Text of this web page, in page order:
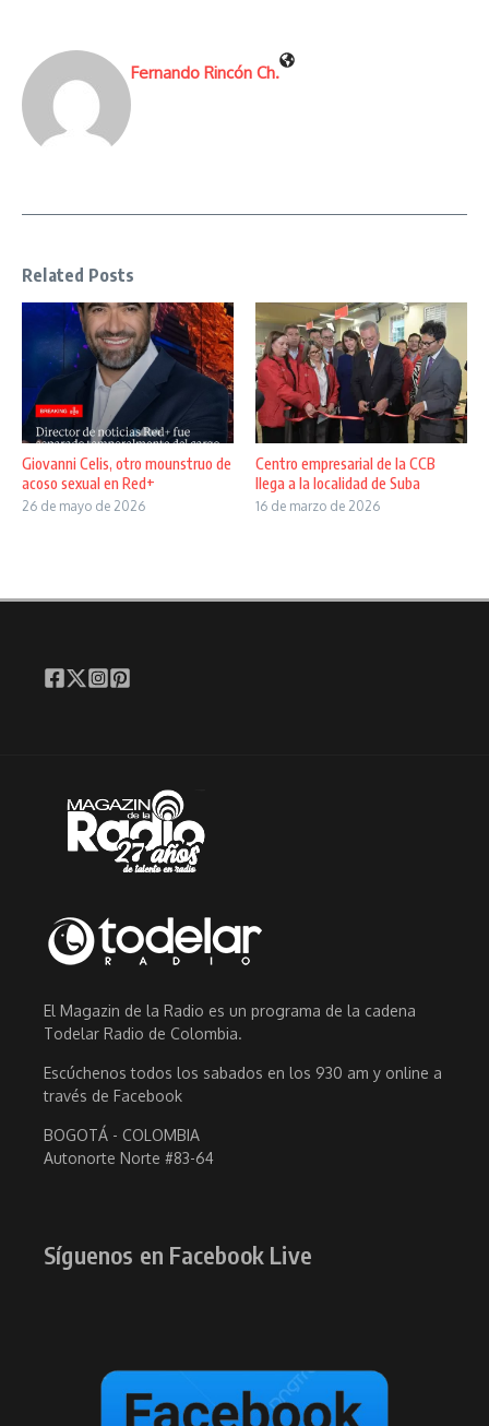
Fernando Rincón Ch.
Related Posts
Giovanni Celis, otro mounstruo de
acoso sexual en Red+
26 de mayo de 2026
Centro empresarial de la CCB
llega a la localidad de Suba
16 de marzo de 2026
El Magazin de la Radio es un programa de la cadena
Todelar Radio de Colombia.
Escúchenos todos los sabados en los 930 am y online a
través de Facebook
BOGOTÁ - COLOMBIA
Autonorte Norte #83-64
Síguenos en Facebook Live